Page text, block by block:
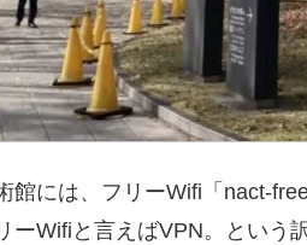
館には、フリーWifi「nact-
ーWifiと言えばVPN。という